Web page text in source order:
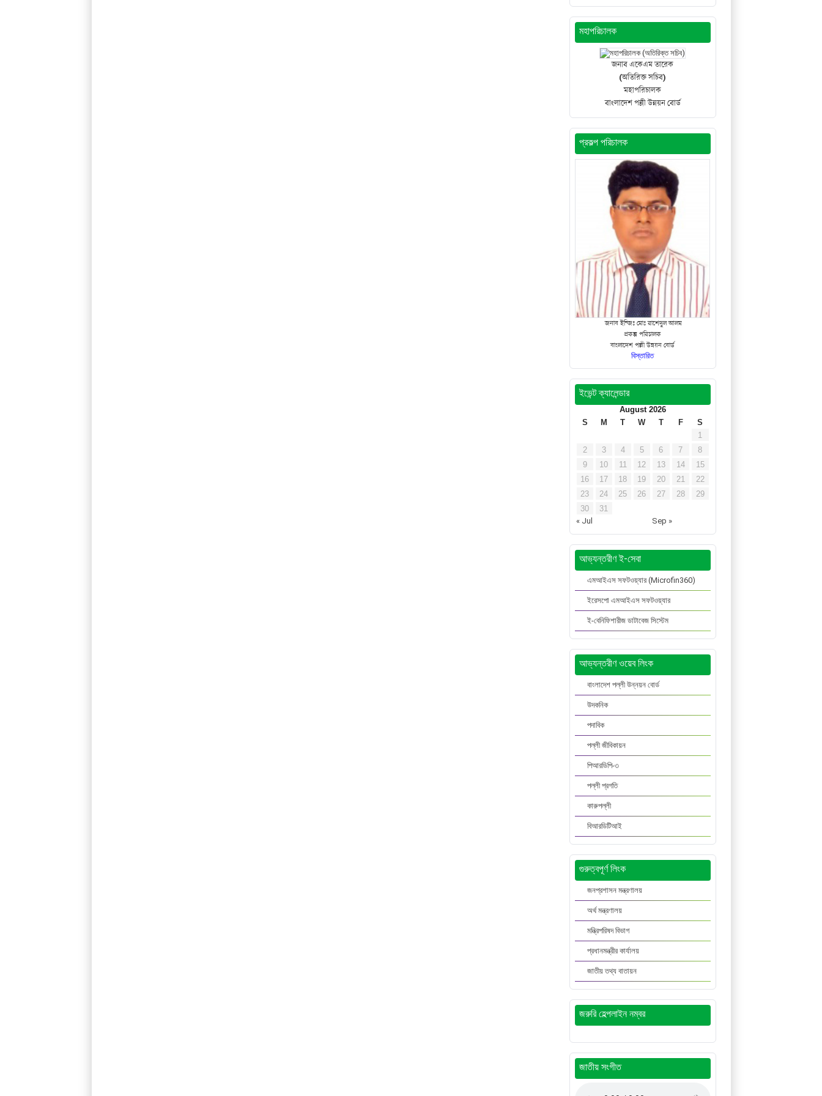
মহাপরিচালক
জনাব একেএম তারেক
(অতিরিক্ত সচিব)
মহাপরিচালক
বাংলাদেশ পল্লী উন্নয়ন বোর্ড
প্রকল্প পরিচালক
জনাব ইন্জিঃ মোঃ রাশেদুল আলম
প্রকল্প পরিচালক
বাংলাদেশ পল্লী উন্নয়ন বোর্ড
বিস্তারিত
ইভেন্ট ক্যালেন্ডার
August 2026
S
M T W T F
S
1
2
3 4 5 6 7
8
9
10 11 12 13 14
15
16
17 18 19 20 21
22
23
24 25 26 27 28
29
30
31
« Jul
Sep »
আভ্যন্তরীণ ই-সেবা
এমআইএস সফটওয়্যার (Microfin360)
ইরেসপো এমআইএস সফটওয়্যার
ই-বেনিফিশারীজ ডাটাবেজ সিস্টেম
আভ্যন্তরীণ ওয়েব লিংক
বাংলাদেশ পল্লী উন্নয়ন বোর্ড
উদকনিক
পদাবিক
পল্লী জীবিকায়ন
পিআরডিপি-৩
পল্লী প্রগতি
কারুপল্লী
বিআরডিটিআই
গুরুত্বপূর্ণ লিংক
জনপ্রশাসন মন্ত্রণালয়
অর্থ মন্ত্রণালয়
মন্ত্রিপরিষদ বিভাগ
প্রধানমন্ত্রীর কার্যালয়
জাতীয় তথ্য বাতায়ন
জরুরি হেল্পলাইন নম্বর
জাতীয় সংগীত